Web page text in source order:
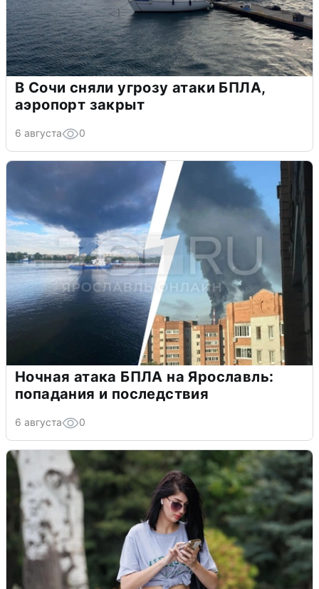
В Сочи сняли угрозу атаки БПЛА,
аэропорт закрыт
6 августа 0
Ночная атака БПЛА на Ярославль:
попадания и последствия
6 августа 0